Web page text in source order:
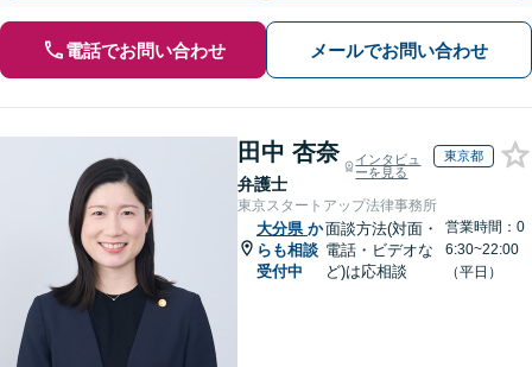
電話でお問い合わせ メールでお問い合わせ
田中 杏奈
弁護士
インタビュ
ーを見る
東京都
東京スタートアップ法律事務所
大分県 か
らも相談
受付中
面談方法(対面・
電話・ビデオな
ど)は応相談
営業時間：0
6:30~22:00
（平日）